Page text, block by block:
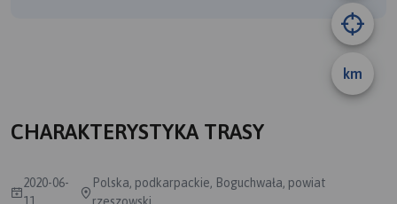
km
CHARAKTERYSTYKA TRASY
2020-06-
Polska, podkarpackie, Boguchwała, powiat